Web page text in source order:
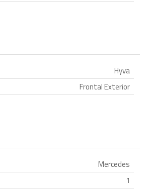
Hyva
Frontal Exterior
Mercedes
1